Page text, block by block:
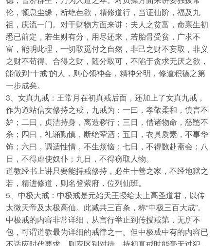
伦，顿息尘缘，断绝色欲，精修道行，当证仙阶，福及九
祖，庆流一门。对于财物方面来讲：夫人之贫富，命禀生初
悉已前定，若生财有分，用尽还来，若胎骨受贫，广求不
富，能明此理，一切取觅付之自然，非己之财不妄取，非义
之财不苟得。合得之财，随分取可，不陷于贪求无厌之欲，
能做到“十戒”的人，则心领神会，精神分明，修道积德之第
一步成矣。
3、女真九戒：王常月在初真戒后面，还加上了女真九戒，
作为道站信女修持之戒，九戒为：一曰，孝敬柔和，慎言不
妒；二曰，贞洁持身，离造秽行；三日，借诸物命，慈憋不
杀；四曰，礼诵勤慎，断绝荤酒；五日，衣具质素，不事华
饰；六曰，调适性情，不生烦恼；七日，不得数赴斋会；八
日，不得虐使奴仆；九日，不得窃取人物。
道教经书上讲只要能持戒修持，必生十善之家，不经地狱之
若，精进修道，则名登紫府，位列仙班。
5、中极大戒：中极戒是元始天王授给太上高圣道君，以传
太微天帝及太极高仙。此减共三百条，称“中极三百大成”。
中极戒的内容非常详细，从言行举止到传授戒第，无所不
包，可谓道教最为详细的戒律之一。但中极成中有的内容已
不适应时代要求，则应区别对待。持初真戒时能毫无过犯，